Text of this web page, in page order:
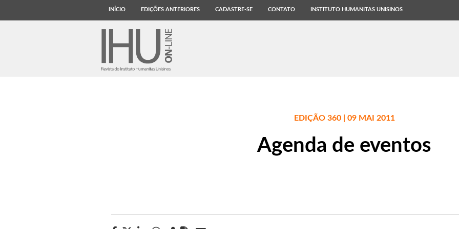
INÍCIO EDIÇÕES ANTERIORES CADASTRE-SE CONTATO INSTITUTO HUMANITAS UNISINOS
EDIÇÃO 360 | 09 MAI 2011
Agenda de eventos